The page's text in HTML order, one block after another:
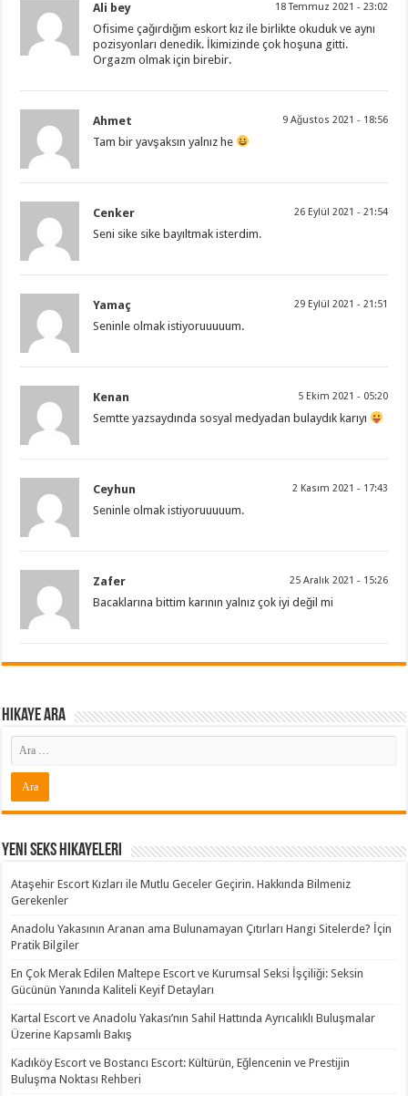
Ali bey 18 Temmuz 2021 - 23:02
Ofisime çağırdığım eskort kız ile birlikte okuduk ve aynı
pozisyonları denedik. İkimizinde çok hoşuna gitti.
Orgazm olmak için birebir.
Ahmet 9 Ağustos 2021 - 18:56
Tam bir yavşaksın yalnız he
Cenker 26 Eylül 2021 - 21:54
Seni sike sike bayıltmak isterdim.
Yamaç 29 Eylül 2021 - 21:51
Seninle olmak istiyoruuuuum.
Kenan 5 Ekim 2021 - 05:20
Semtte yazsaydında sosyal medyadan bulaydık karıyı
Ceyhun 2 Kasım 2021 - 17:43
Seninle olmak istiyoruuuuum.
Zafer 25 Aralık 2021 - 15:26
Bacaklarına bittim karının yalnız çok iyi değil mi
Hikaye ARA
Yeni Seks Hikayeleri
Ataşehir Escort Kızları ile Mutlu Geceler Geçirin. Hakkında Bilmeniz
Gerekenler
Anadolu Yakasının Aranan ama Bulunamayan Çıtırları Hangi Sitelerde? İçin
Pratik Bilgiler
En Çok Merak Edilen Maltepe Escort ve Kurumsal Seksi İşçiliği: Seksin
Gücünün Yanında Kaliteli Keyif Detayları
Kartal Escort ve Anadolu Yakası’nın Sahil Hattında Ayrıcalıklı Buluşmalar
Üzerine Kapsamlı Bakış
Kadıköy Escort ve Bostancı Escort: Kültürün, Eğlencenin ve Prestijin
Buluşma Noktası Rehberi